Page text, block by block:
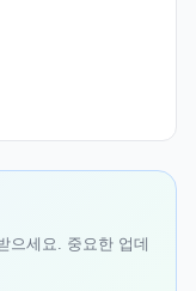
으세요. 중요한 업데